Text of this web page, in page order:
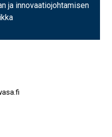
ja innovaatiojohtamisen